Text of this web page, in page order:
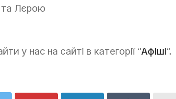
та Лєрою
у нас на сайті в категорії “Афіші“.